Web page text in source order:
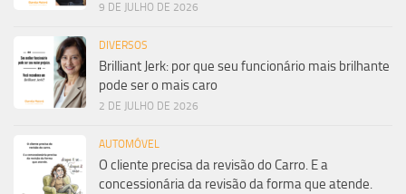
9 DE JULHO DE 2026
DIVERSOS
Brilliant Jerk: por que seu funcionário mais brilhante
pode ser o mais caro
2 DE JULHO DE 2026
AUTOMÓVEL
O cliente precisa da revisão do Carro. E a
concessionária da revisão da forma que atende.